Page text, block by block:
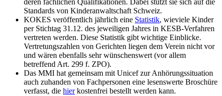
deren fachlichen Qualifikationen. Dabei stützt sie sich auf die
Standards von Kinderanwaltschaft Schweiz.
KOKES veröffentlich jährlich eine Statistik, wieviele Kinder
per Stichtag 31.12. des jeweiligen Jahres in KESB-Verfahren
vertreten werden. Diese Statistik gibt wichtige Einblicke.
Vertretungszahlen von Gerichten liegen dem Verein nicht vor
und wären ebenfalls sehr wünschenswert (vor allem
betreffend Art. 299 f. ZPO).
Das MMI hat gemeinsam mit Unicef zur Anhörungssituation
auch zuhanden von Fachpersonen eine lesenswerte Broschüre
verfasst, die hierkostenfrei bestellt werden kann.